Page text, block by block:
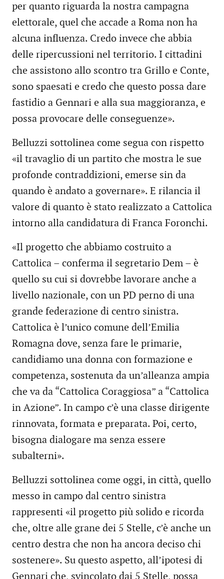
per quanto riguarda la nostra campagna
elettorale, quel che accade a Roma non ha
alcuna influenza. Credo invece che abbia
delle ripercussioni nel territorio. I cittadini
che assistono allo scontro tra Grillo e Conte,
sono spaesati e credo che questo possa dare
fastidio a Gennari e alla sua maggioranza, e
possa provocare delle conseguenze».
Belluzzi sottolinea come segua con rispetto
«il travaglio di un partito che mostra le sue
profonde contraddizioni, emerse sin da
quando è andato a governare». E rilancia il
valore di quanto è stato realizzato a Cattolica
intorno alla candidatura di Franca Foronchi.
«Il progetto che abbiamo costruito a
Cattolica – conferma il segretario Dem – è
quello su cui si dovrebbe lavorare anche a
livello nazionale, con un PD perno di una
grande federazione di centro sinistra.
Cattolica è l’unico comune dell’Emilia
Romagna dove, senza fare le primarie,
candidiamo una donna con formazione e
competenza, sostenuta da un’alleanza ampia
che va da “Cattolica Coraggiosa” a “Cattolica
in Azione”. In campo c’è una classe dirigente
rinnovata, formata e preparata. Poi, certo,
bisogna dialogare ma senza essere
subalterni».
Belluzzi sottolinea come oggi, in città, quello
messo in campo dal centro sinistra
rappresenti «il progetto più solido e ricorda
che, oltre alle grane dei 5 Stelle, c’è anche un
centro destra che non ha ancora deciso chi
sostenere». Su questo aspetto, all’ipotesi di